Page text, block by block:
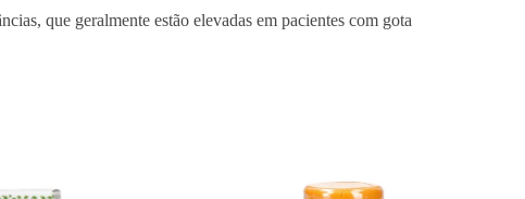
que geralmente estão elevadas em pacientes com gota